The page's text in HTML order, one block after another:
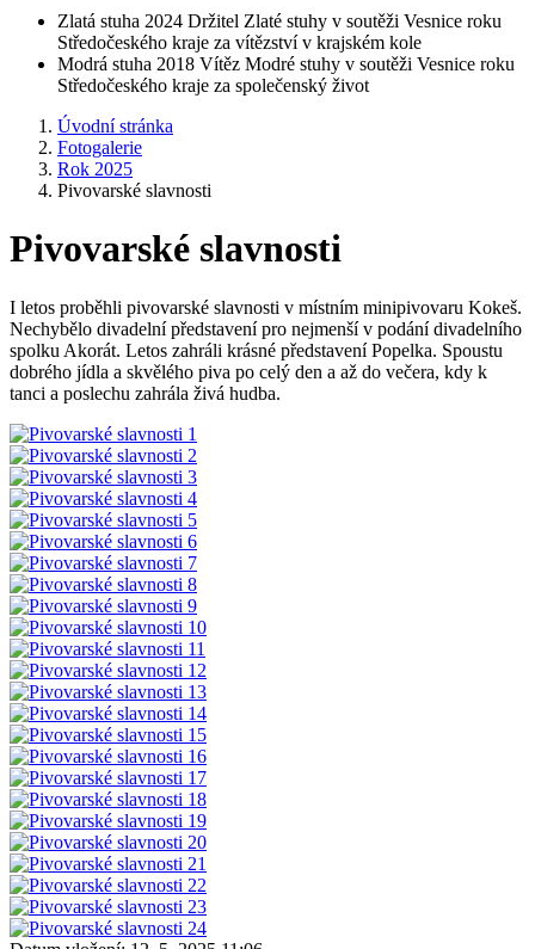
Zlatá stuha 2024 Držitel Zlaté stuhy v soutěži Vesnice roku
Středočeského kraje za vítězství v krajském kole
Modrá stuha 2018 Vítěz Modré stuhy v soutěži Vesnice roku
Středočeského kraje za společenský život
Úvodní stránka
Fotogalerie
Rok 2025
Pivovarské slavnosti
Pivovarské slavnosti
I letos proběhli pivovarské slavnosti v místním minipivovaru Kokeš.
Nechybělo divadelní představení pro nejmenší v podání divadelního
spolku Akorát. Letos zahráli krásné představení Popelka. Spoustu
dobrého jídla a skvělého piva po celý den a až do večera, kdy k
tanci a poslechu zahrála živá hudba.